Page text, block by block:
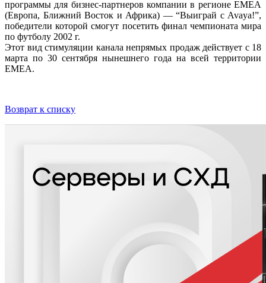
программы для бизнес-партнеров компании в регионе EMEA
(Европа, Ближний Восток и Африка) — “Выиграй с Avaya!”,
победители которой смогут посетить финал чемпионата мира
по футболу 2002 г.
Этот вид стимуляции канала непрямых продаж действует с 18
марта по 30 сентября нынешнего года на всей территории
EMEA.
Возврат к списку